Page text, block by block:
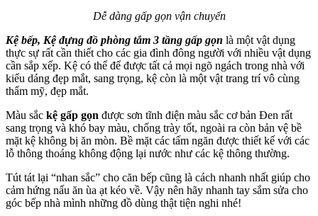
Dễ dàng gấp gọn vận chuyển
Kệ bếp, Kệ đựng đồ phòng tắm 3 tầng gấp gọn là một vật dụng
thực sự rất cần thiết cho các gia đình đông người với nhiều vật dụng
cần sắp xếp. Kệ có thể để được tất cả mọi ngõ ngách trong nhà với
kiểu dáng đẹp mắt, sang trọng, kệ còn là một vật trang trí vô cùng
thẩm mỹ, đẹp mắt.
Màu sắc kệ gấp gọn được sơn tĩnh điện màu sắc cơ bản Đen rất
sang trọng và khó bay màu, chống trày tốt, ngoài ra còn bản vệ bề
mặt kệ không bị ăn mòn. Bề mặt các tấm ngăn được thiết kế với các
lỗ thông thoáng không động lại nước như các kệ thông thường.
Tút tát lại “nhan sắc” cho căn bếp cũng là cách nhanh nhất giúp cho
cảm hứng nấu ăn ùa ạt kéo về. Vậy nên hãy nhanh tay sắm sửa cho
góc bếp nhà mình những đồ dùng thật tiện nghi nhé!